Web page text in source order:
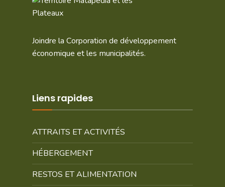
Joindre la Corporation de développement
économique et les municipalités.
Liens rapides
ATTRAITS ET ACTIVITÉS
HÉBERGEMENT
RESTOS ET ALIMENTATION